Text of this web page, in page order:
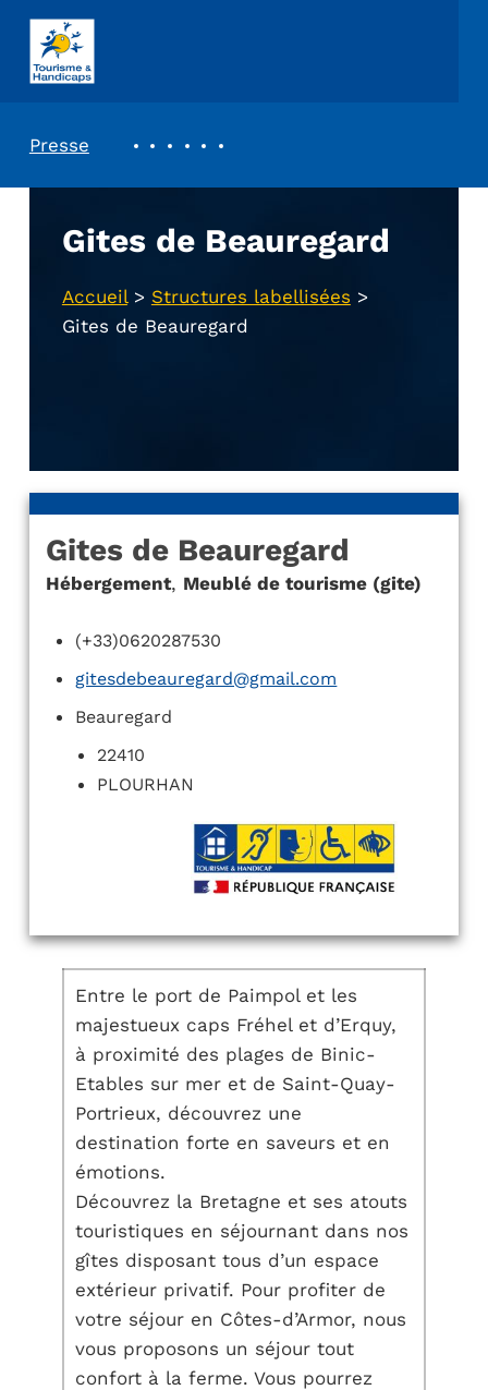
ASSOCIATION TOURISME ET HANDICAPS
Presse
Gites de Beauregard
Accueil> Structures labellisées >
Gites de Beauregard
Gites de Beauregard
Hébergement, Meublé de tourisme (gite)
(+33)0620287530
gitesdebeauregard@gmail.com
Beauregard
22410
PLOURHAN
Entre le port de Paimpol et les
majestueux caps Fréhel et d’Erquy,
à proximité des plages de Binic-
Etables sur mer et de Saint-Quay-
Portrieux, découvrez une
destination forte en saveurs et en
émotions.
Découvrez la Bretagne et ses atouts
touristiques en séjournant dans nos
gîtes disposant tous d’un espace
extérieur privatif. Pour profiter de
votre séjour en Côtes-d’Armor, nous
vous proposons un séjour tout
confort à la ferme. Vous pourrez